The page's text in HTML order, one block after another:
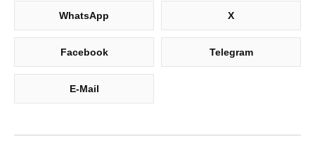
WhatsApp X
Facebook Telegram
E-Mail